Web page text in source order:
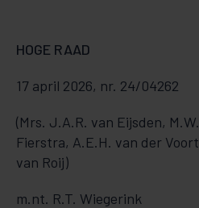
HOGE RAAD
17 april 2026, nr. 24/04262
(Mrs. J.A.R. van Eijsden,
Fierstra, A.E.H. van der
van Roij)
m.nt. R.T. Wiegerink